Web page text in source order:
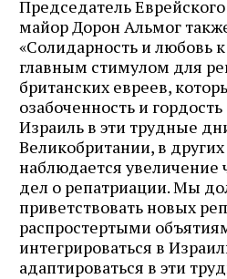
Председатель
майор Дорон Альмог
«Солидарность и любовь
главным стимулом для
британских евреев,
озабоченность и
Израиль в эти трудные
Великобритании, в
наблюдается
дел о репатриации. Мы
приветствовать новых
распростертыми
интегрироваться в
адаптироваться в эти